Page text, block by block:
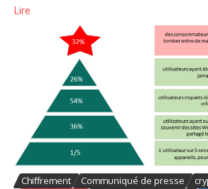
Lire
Chiffrement Communiqué de presse